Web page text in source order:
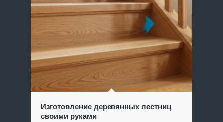
Изготовление деревянных лестниц
своими руками